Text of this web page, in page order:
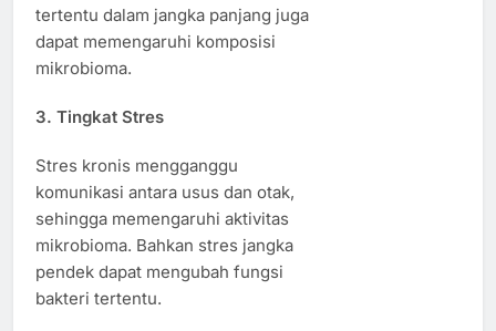
tertentu dalam jangka panjang juga
dapat memengaruhi komposisi
mikrobioma.
3. Tingkat Stres
Stres kronis mengganggu
komunikasi antara usus dan otak,
sehingga memengaruhi aktivitas
mikrobioma. Bahkan stres jangka
pendek dapat mengubah fungsi
bakteri tertentu.